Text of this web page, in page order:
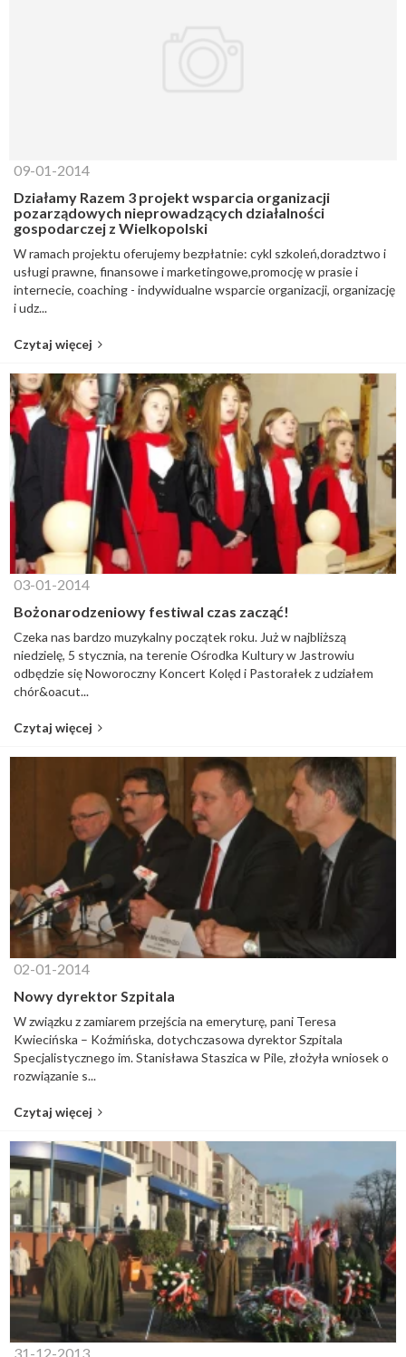
09-01-2014
Działamy Razem 3 projekt wsparcia organizacji
pozarządowych nieprowadzących działalności
gospodarczej z Wielkopolski
W ramach projektu oferujemy bezpłatnie: cykl szkoleń,doradztwo i
usługi prawne, finansowe i marketingowe,promocję w prasie i
internecie, coaching - indywidualne wsparcie organizacji, organizację
i udz...
Czytaj więcej
03-01-2014
Bożonarodzeniowy festiwal czas zacząć!
Czeka nas bardzo muzykalny początek roku. Już w najbliższą
niedzielę, 5 stycznia, na terenie Ośrodka Kultury w Jastrowiu
odbędzie się Noworoczny Koncert Kolęd i Pastorałek z udziałem
chór&oacut...
Czytaj więcej
02-01-2014
Nowy dyrektor Szpitala
W związku z zamiarem przejścia na emeryturę, pani Teresa
Kwiecińska – Koźmińska, dotychczasowa dyrektor Szpitala
Specjalistycznego im. Stanisława Staszica w Pile, złożyła wniosek o
rozwiązanie s...
Czytaj więcej
31-12-2013